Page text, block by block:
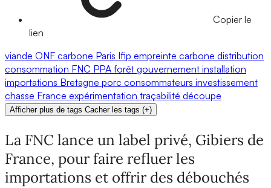
Copier le
lien
viande ONF carbone Paris Ifip empreinte carbone distribution
consommation FNC PPA forêt gouvernement installation
importations Bretagne porc consommateurs investissement
chasse France expérimentation traçabilité découpe
Afficher plus de tags Cacher les tags (+)
La FNC lance un label privé, Gibiers de
France, pour faire refluer les
importations et offrir des débouchés